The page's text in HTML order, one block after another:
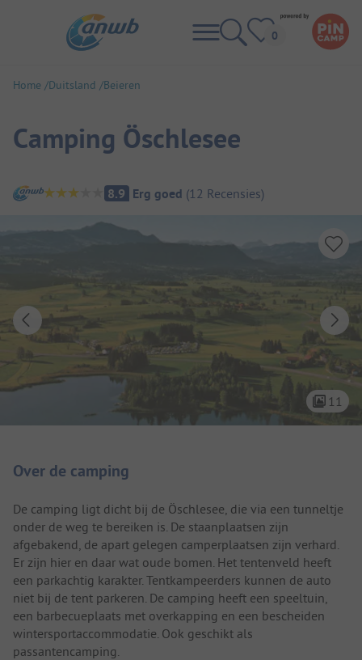
Home Duitsland Beieren
Camping Öschlesee
Camping overzicht
8.9 Erg goed (12 Recensies)
11
Over de camping
De camping ligt dicht bij de Öschlesee, die via een tunneltje
onder de weg te bereiken is. De staanplaatsen zijn
afgebakend, de apart gelegen camperplaatsen zijn verhard.
Er zijn hier en daar wat oude bomen. Het tentenveld heeft
een parkachtig karakter. Tentkampeerders kunnen de auto
niet bij de tent parkeren. De camping heeft een speeltuin,
een barbecueplaats met overkapping en een bescheiden
wintersportaccommodatie. Ook geschikt als
passantencamping.